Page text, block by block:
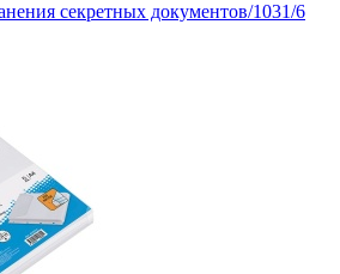
секретных документов/1031/6